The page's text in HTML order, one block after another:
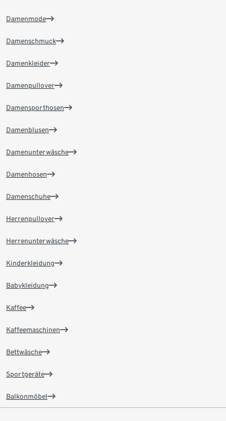
Damenmode
Damenschmuck
Damenkleider
Damenpullover
Damensporthosen
Damenblusen
Damenunterwäsche
Damenhosen
Damenschuhe
Herrenpullover
Herrenunterwäsche
Kinderkleidung
Babykleidung
Kaffee
Kaffeemaschinen
Bettwäsche
Sportgeräte
Balkonmöbel